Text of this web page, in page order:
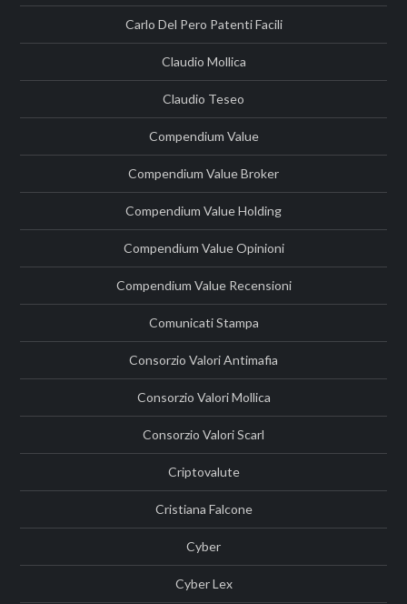
Carlo Del Pero Patenti Facili
Claudio Mollica
Claudio Teseo
Compendium Value
Compendium Value Broker
Compendium Value Holding
Compendium Value Opinioni
Compendium Value Recensioni
Comunicati Stampa
Consorzio Valori Antimafia
Consorzio Valori Mollica
Consorzio Valori Scarl
Criptovalute
Cristiana Falcone
Cyber
Cyber Lex